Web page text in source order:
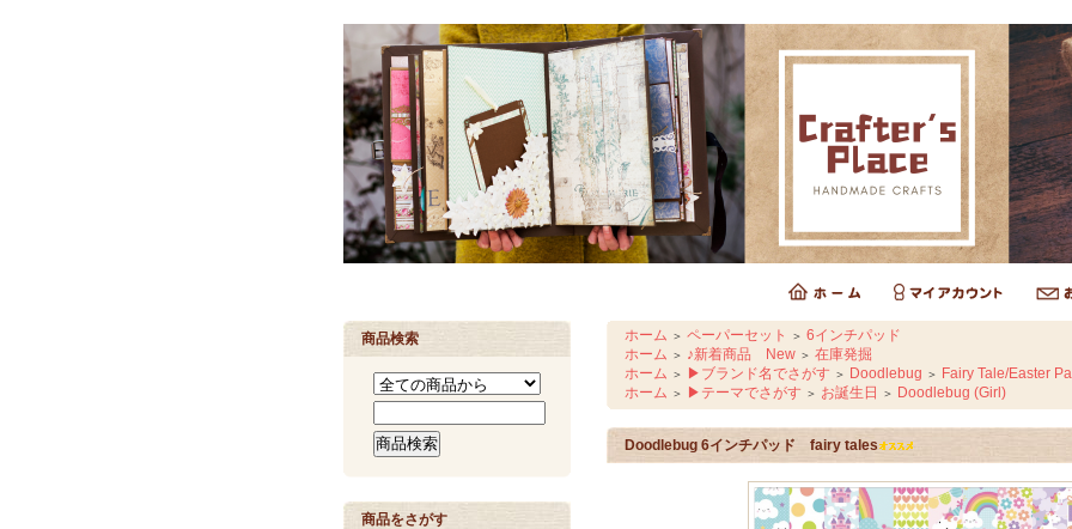
商品検索
商品をさがす
ホーム ＞ ペーパーセット ＞ 6インチパッド
ホーム ＞ ♪新着商品 New ＞ 在庫発掘
ホーム ＞ ▶ブランド名でさがす ＞ Doodlebug ＞
Fairy Tale/Easter
ホーム ＞ ▶テーマでさがす ＞ お誕生日 ＞ Doodlebug (Girl)
Doodlebug 6インチパッド fairy tales